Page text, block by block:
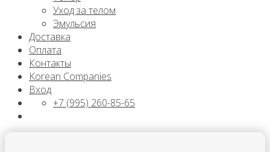
Уход за телом
Эмульсия
Доставка
Оплата
Контакты
Korean Companies
Вход
+7 (995) 260-85-65